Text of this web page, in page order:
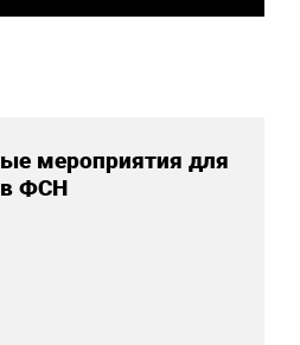
мероприятия для
ФСН